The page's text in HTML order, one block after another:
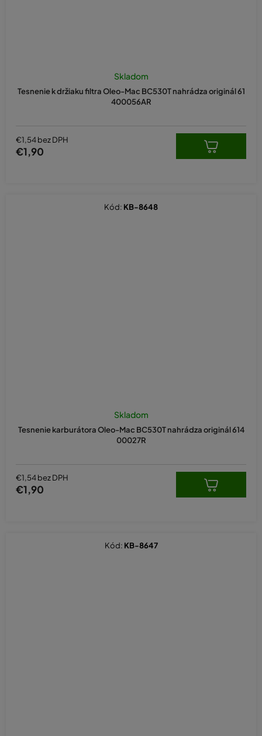
Tesnenie k držiaku filtra Oleo-Mac BC530T nahrádza originál 61
400056AR
Skladom
€1,54 bez DPH
€1,90
Tesnenie karburátora Oleo-Mac BC530T nahrádza originál 614
00027R
Skladom
€1,54 bez DPH
€1,90
Kód: KB-8648
Kód: KB-8647